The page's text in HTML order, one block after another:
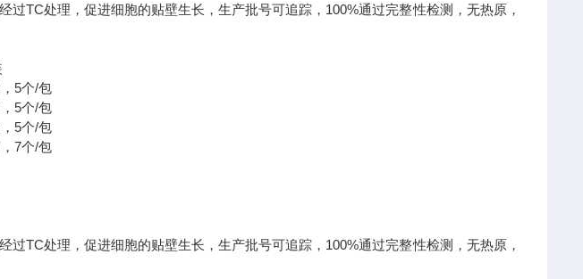
过TC处理，促进细胞的贴壁生长，生产批号可追踪，100%通过完整性检测，无热原，
个/包
个/包
个/包
个/包
过TC处理，促进细胞的贴壁生长，生产批号可追踪，100%通过完整性检测，无热原，